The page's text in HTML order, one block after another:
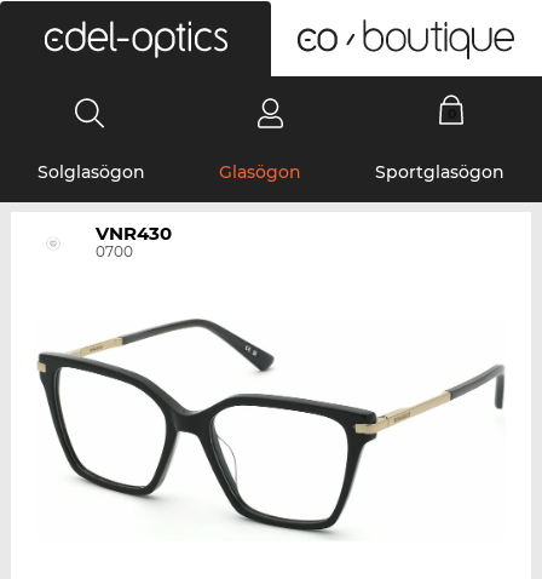
Solglasögon Glasögon Sportglasögon
VNR430
0700